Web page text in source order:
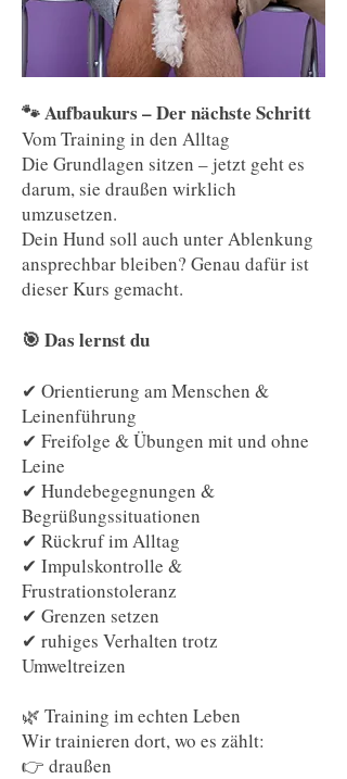
🐾 Aufbaukurs – Der nächste Schritt
Vom Training in den Alltag
Die Grundlagen sitzen – jetzt geht es
darum, sie draußen wirklich
umzusetzen.
Dein Hund soll auch unter Ablenkung
ansprechbar bleiben? Genau dafür ist
dieser Kurs gemacht.
🎯 Das lernst du
✔ Orientierung am Menschen &
Leinenführung
✔ Freifolge & Übungen mit und ohne
Leine
✔ Hundebegegnungen &
Begrüßungssituationen
✔ Rückruf im Alltag
✔ Impulskontrolle &
Frustrationstoleranz
✔ Grenzen setzen
✔ ruhiges Verhalten trotz
Umweltreizen
🌿 Training im echten Leben
Wir trainieren dort, wo es zählt:
👉 draußen